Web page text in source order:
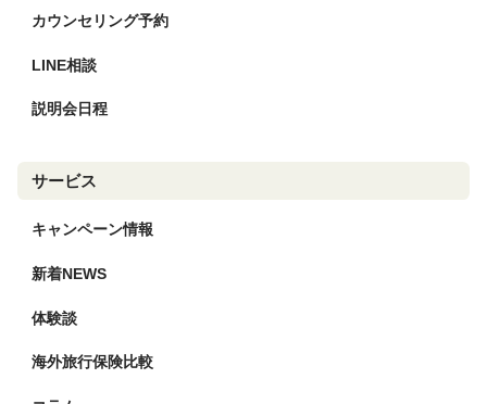
カウンセリング予約
LINE相談
説明会日程
サービス
キャンペーン情報
新着NEWS
体験談
海外旅行保険比較